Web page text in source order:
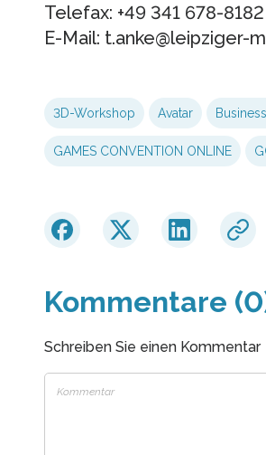
Telefax: +49 341 678-8182
E-Mail: t.anke@leipziger-
3D-Workshop Avatar
GAMES CONVENTION ONLINE
Kommentare
Schreiben Sie einen Kommentar